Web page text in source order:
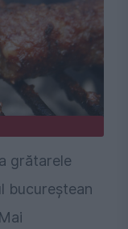
grătarele
bucureștean